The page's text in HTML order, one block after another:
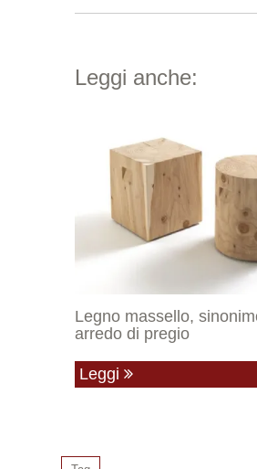
Leggi anche:
Legno massello,
arredo di pregio
Leggi